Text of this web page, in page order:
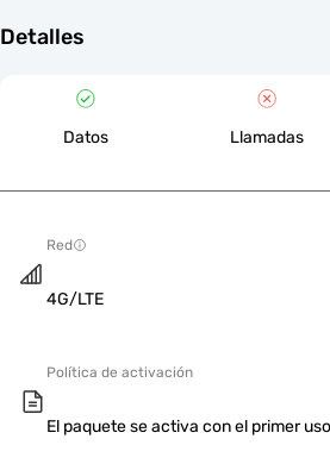
Detalles
Datos Llamadas
Red
4G/LTE
Política de activación
El paquete se activa con el primer